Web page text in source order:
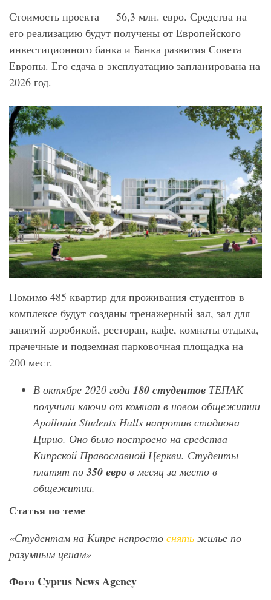
Стоимость проекта — 56,3 млн. евро. Средства на
его реализацию будут получены от Европейского
инвестиционного банка и Банка развития Совета
Европы. Его сдача в эксплуатацию запланирована на
2026 год.
Помимо 485 квартир для проживания студентов в
комплексе будут созданы тренажерный зал, зал для
занятий аэробикой, ресторан, кафе, комнаты отдыха,
прачечные и подземная парковочная площадка на
200 мест.
В октябре 2020 года 180 студентов ТЕПАК
получили ключи от комнат в новом общежитии
Apollonia Students Halls напротив стадиона
Цирио. Оно было построено на средства
Кипрской Православной Церкви. Студенты
платят по350 евро в месяц за место в
общежитии.
Статья по теме
«Студентам на Кипре непросто снять жилье по
разумным ценам»
Фото CyprusNewsAgency